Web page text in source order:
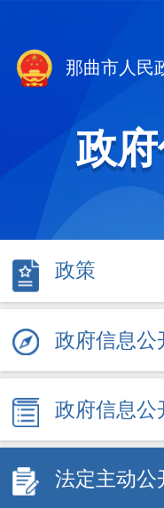
那曲市人民
政
政策
政府信息公
政府信息公
法定主动公